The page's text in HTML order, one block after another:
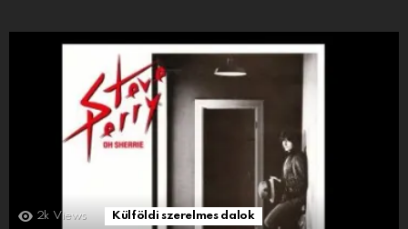
2k Views Külföldi szerelmes dalok